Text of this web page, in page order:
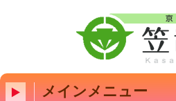
メインメニュー